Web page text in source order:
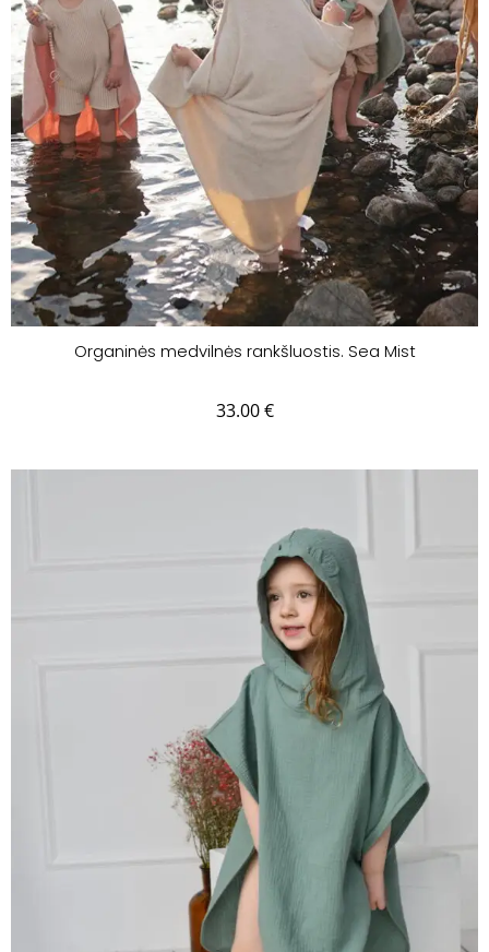
Organinės medvilnės rankšluostis. Sea Mist
33.00€